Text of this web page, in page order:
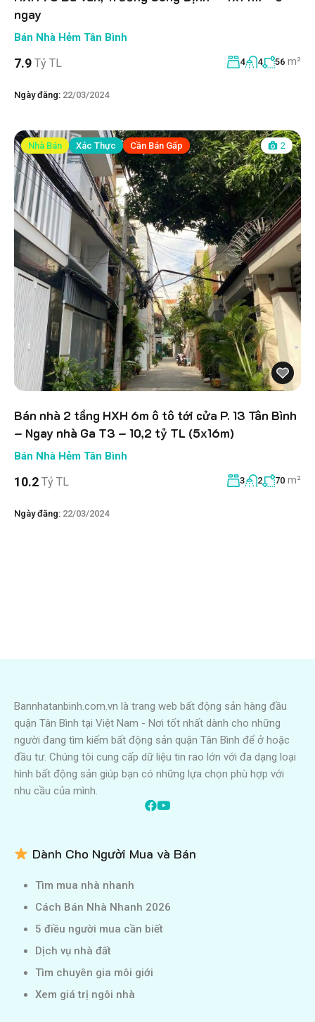
ngay
Bán Nhà Hẻm Tân Bình
7.9 Tỷ TL 4 4 56 m²
Ngày đăng: 22/03/2024
Nhà Bán Xác Thực Cần Bán Gấp 2
Bán nhà 2 tầng HXH 6m ô tô tới cửa P. 13 Tân Bình
– Ngay nhà Ga T3 – 10,2 tỷ TL (5x16m)
Bán Nhà Hẻm Tân Bình
10.2 Tỷ TL 3 2 70 m²
Ngày đăng: 22/03/2024
Bannhatanbinh.com.vn là trang web bất động sản hàng đầu
quận Tân Bình tại Việt Nam - Nơi tốt nhất dành cho những
người đang tìm kiếm bất động sản quận Tân Bình để ở hoặc
đầu tư. Chúng tôi cung cấp dữ liệu tin rao lớn với đa dạng loại
hình bất động sản giúp bạn có những lựa chọn phù hợp với
nhu cầu của mình.
Dành Cho Người Mua và Bán
Tìm mua nhà nhanh
Cách Bán Nhà Nhanh 2026
5 điều người mua cần biết
Dịch vụ nhà đất
Tìm chuyên gia môi giới
Xem giá trị ngôi nhà